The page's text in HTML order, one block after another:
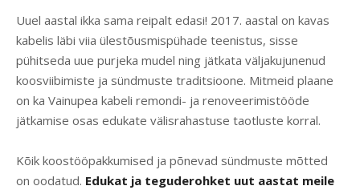
Uuel aastal ikka sama reipalt edasi! 2017. aastal on kavas
kabelis läbi viia ülestõusmispühade teenistus, sisse
pühitseda uue purjeka mudel ning jätkata väljakujunenud
koosviibimiste ja sündmuste traditsioone. Mitmeid plaane
on ka Vainupea kabeli remondi- ja renoveerimistööde
jätkamise osas edukate välisrahastuse taotluste korral.
Kõik koostööpakkumised ja põnevad sündmuste mõtted
on oodatud. Edukat ja teguderohket uut aastat meile